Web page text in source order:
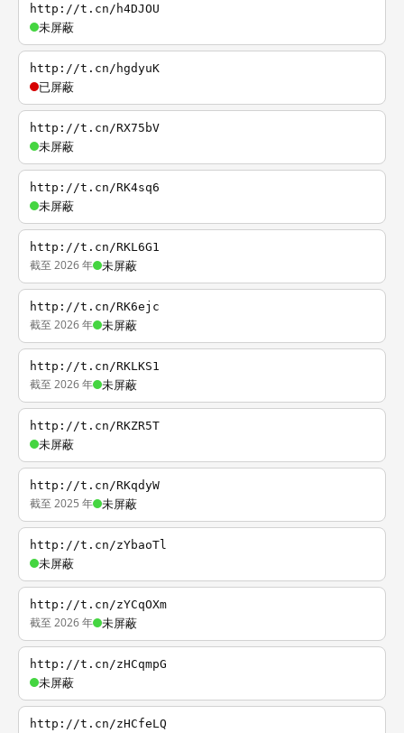
http://t.cn/h4DJOU
未屏蔽
http://t.cn/hgdyuK
已屏蔽
http://t.cn/RX75bV
未屏蔽
http://t.cn/RK4sq6
未屏蔽
http://t.cn/RKL6G1
截至 2026 年 未屏蔽
http://t.cn/RK6ejc
截至 2026 年 未屏蔽
http://t.cn/RKLKS1
截至 2026 年 未屏蔽
http://t.cn/RKZR5T
未屏蔽
http://t.cn/RKqdyW
截至 2025 年 未屏蔽
http://t.cn/zYbaoTl
未屏蔽
http://t.cn/zYCqOXm
截至 2026 年 未屏蔽
http://t.cn/zHCqmpG
未屏蔽
http://t.cn/zHCfeLQ